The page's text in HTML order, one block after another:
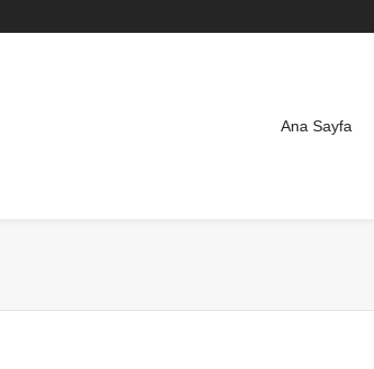
Ana Sayfa